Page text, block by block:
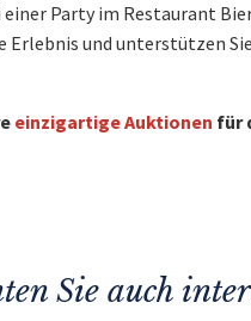
Party im Restaurant
Erlebnis und unterstützen
einzigartige Auktionen für
Sie auch